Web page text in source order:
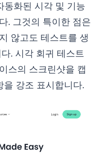
동화된 시각 및 기능
. 그것의 특이한 점은
않고도 테스트를 생
. 시각 회귀 테스트
스의 스크린샷을 캡
을 강조 표시합니다.